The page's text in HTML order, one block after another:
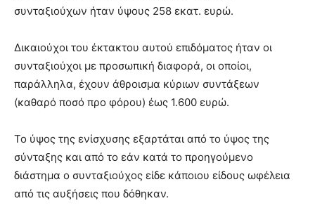
συνταξιούχων ήταν ύψους 258 εκατ. ευρώ.
Δικαιούχοι του έκτακτου αυτού επιδόματος ήταν οι
συνταξιούχοι με προσωπική διαφορά, οι οποίοι,
παράλληλα, έχουν άθροισμα κύριων συντάξεων
(καθαρό ποσό προ φόρου) έως 1.600 ευρώ.
Το ύψος της ενίσχυσης εξαρτάται από το ύψος της
σύνταξης και από το εάν κατά το προηγούμενο
διάστημα ο συνταξιούχος είδε κάποιου είδους ωφέλεια
από τις αυξήσεις που δόθηκαν.